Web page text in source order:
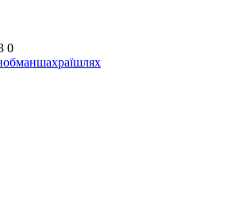
0
обманшахраїшлях